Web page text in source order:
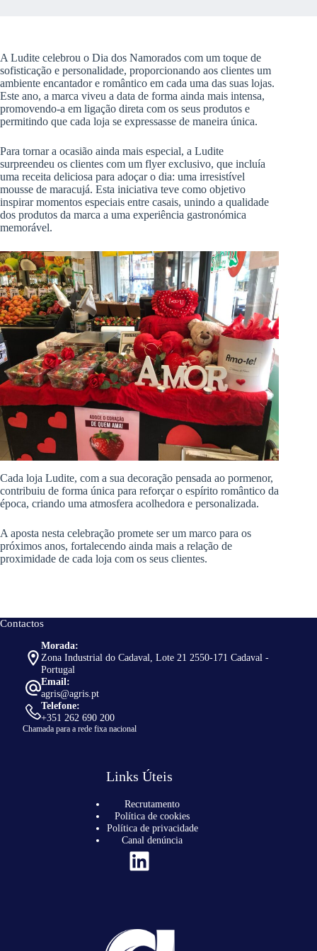
A Ludite celebrou o Dia dos Namorados com um toque de
sofisticação e personalidade, proporcionando aos clientes um
ambiente encantador e romântico em cada uma das suas lojas.
Este ano, a marca viveu a data de forma ainda mais intensa,
promovendo-a em ligação direta com os seus produtos e
permitindo que cada loja se expressasse de maneira única.
Para tornar a ocasião ainda mais especial, a Ludite
surpreendeu os clientes com um flyer exclusivo, que incluía
uma receita deliciosa para adoçar o dia: uma irresistível
mousse de maracujá. Esta iniciativa teve como objetivo
inspirar momentos especiais entre casais, unindo a qualidade
dos produtos da marca a uma experiência gastronómica
memorável.
Cada loja Ludite, com a sua decoração pensada ao pormenor,
contribuiu de forma única para reforçar o espírito romântico da
época, criando uma atmosfera acolhedora e personalizada.
A aposta nesta celebração promete ser um marco para os
próximos anos, fortalecendo ainda mais a relação de
proximidade de cada loja com os seus clientes.
Contactos
Morada:
Zona Industrial do Cadaval, Lote 21 2550-171 Cadaval -
Portugal
Email:
agris@agris.pt
Telefone:
+351 262 690 200
Chamada para a rede fixa nacional
Links Úteis
Recrutamento
Política de cookies
Política de privacidade
Canal denúncia
LinkedIn